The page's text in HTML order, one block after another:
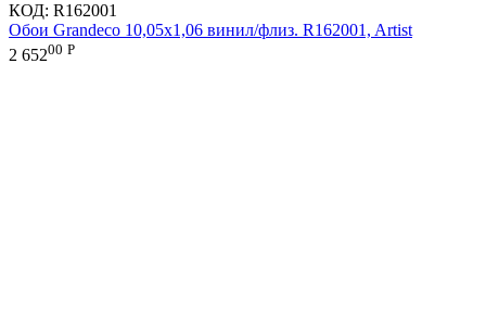
КОД: R162001
Обои Grandeco 10,05х1,06 винил/флиз. R162001, Artist
2 65200 Р